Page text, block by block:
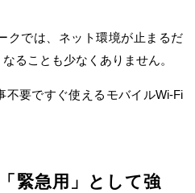
クでは、ネット環境が止まるだ
ることも少なくありません。
不要ですぐ使えるモバイルWi-Fi
緊急用」として強